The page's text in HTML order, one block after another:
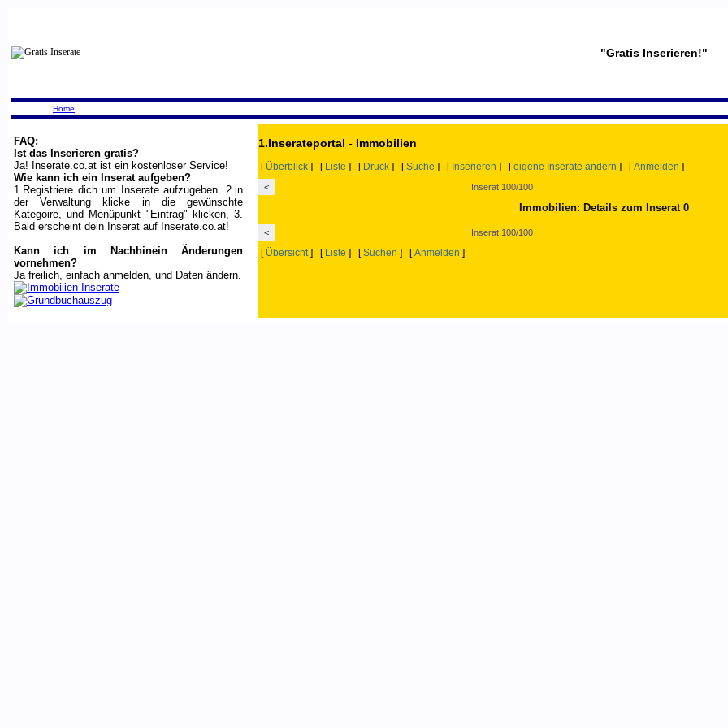
"Gratis Inserieren!"
Home
FAQ:
Ist das Inserieren gratis?
Ja! Inserate.co.at ist ein kostenloser Service!
Wie kann ich ein Inserat aufgeben?
1.Registriere dich um Inserate aufzugeben. 2.in
der Verwaltung klicke in die gewünschte
Kategoire, und Menüpunkt "Eintrag" klicken, 3.
Bald erscheint dein Inserat auf Inserate.co.at!
Kann ich im Nachhinein Änderungen
vornehmen?
Ja freilich, einfach anmelden, und Daten ändern.
1.Inserateportal - Immobilien
[ Überblick ] [ Liste ] [ Druck ] [Suche ] [ Inserieren ] [eigene Inserate ändern ] [Anmelden ]
< Inserat 100/100
Immobilien: Details zum Inserat 0
< Inserat 100/100
[ Übersicht] [ Liste ] [Suchen ] [Anmelden ]